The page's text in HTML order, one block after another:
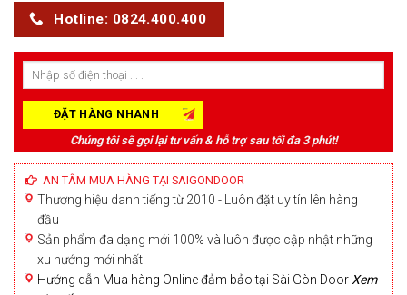
Hotline: 0824.400.400
Chúng tôi sẽ gọi lại tư vấn & hỗ trợ sau tối đa 3 phút!
AN TÂM MUA HÀNG TẠI SAIGONDOOR
Thương hiệu danh tiếng từ 2010 - Luôn đặt uy tín lên hàng
đầu
Sản phẩm đa dạng mới 100% và luôn được cập nhật những
xu hướng mới nhất
Hướng dẫn Mua hàng Online đảm bảo tại Sài Gòn Door Xem